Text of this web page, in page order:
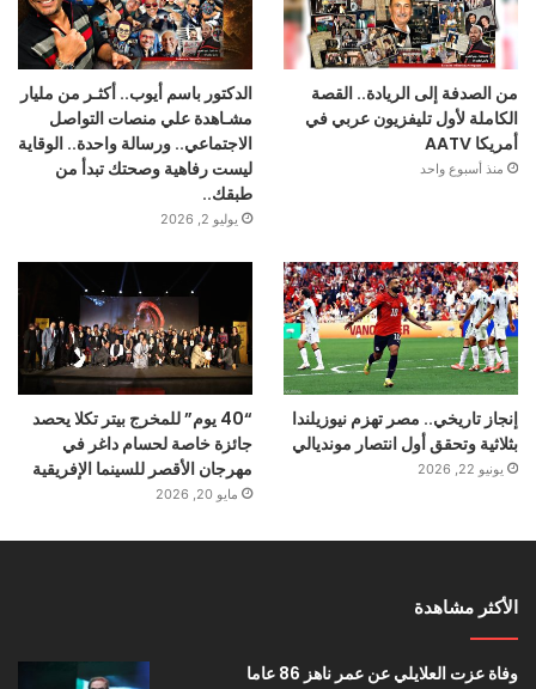
من الصدفة إلى الريادة.. القصة
الكاملة لأول تليفزيون عربي في
أمريكا AATV
منذ أسبوع واحد
الدكتور باسم أيوب.. أكثـر من مليار
مشـاهدة علي منصات التواصل
الاجتماعي.. ورسالة واحدة.. الوقاية
ليست رفاهية وصحتك تبدأ من
طبقك..
يوليو 2, 2026
إنجاز تاريخي.. مصر تهزم نيوزيلندا
بثلاثية وتحقق أول انتصار مونديالي
يونيو 22, 2026
“40 يوم” للمخرج بيتر تكلا يحصد
جائزة خاصة لحسام داغر في
مهرجان الأقصر للسينما الإفريقية
مايو 20, 2026
الأكثر مشاهدة
وفاة عزت العلايلي عن عمر ناهز 86 عاما